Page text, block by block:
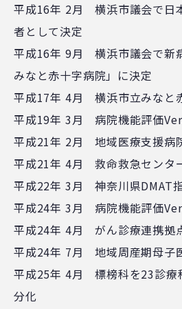
平成16年 2月 横浜市議会で日
者として決定
平成16年 9月 横浜市議会で新
みなと赤十字病院」に決定
平成17年 4月 横浜市立みなと
平成19年 3月 病院機能評価
平成21年 2月 地域医療支援病
平成21年 4月 救命救急センタ
平成22年 3月 神奈川県DMAT
平成24年 3月 病院機能評価
平成24年 4月 がん診療連携拠
平成24年 7月 地域周産期母子
平成25年 4月 標榜科を23診療
分化